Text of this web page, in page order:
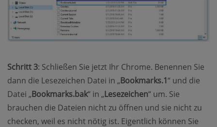
Schritt 3: Schließen Sie jetzt Ihr Chrome. Benennen Sie
dann die Lesezeichen Datei in „Bookmarks.1“ und die
Datei „Bookmarks.bak“ in „Lesezeichen“ um. Sie
brauchen die Dateien nicht zu öffnen und sie nicht zu
checken, weil es nicht nötig ist. Eigentlich können Sie